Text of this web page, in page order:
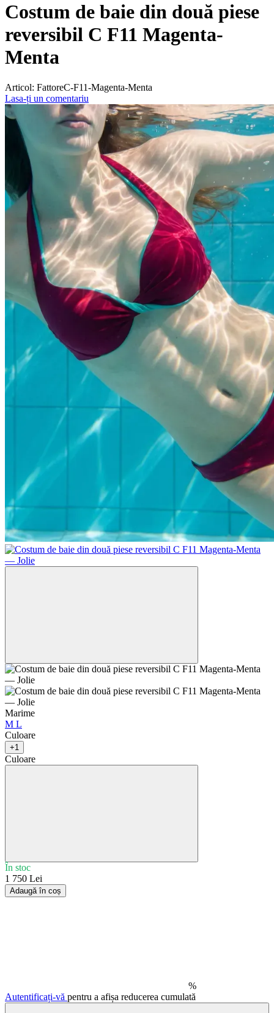
Costum de baie din două piese
reversibil C F11 Magenta-
Menta
Articol: FattoreC-F11-Magenta-Menta
Lasa-ți un comentariu
Marime
M L
Culoare
+1
Culoare
În stoc
1 750 Lei
Adaugă în coș
%
Autentificați-vă pentru a afișa reducerea cumulată